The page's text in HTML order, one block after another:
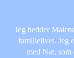
Jeg hedder
familielivet. Jeg
med Nat,